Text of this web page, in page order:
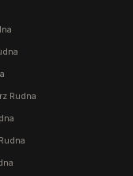
Rudna